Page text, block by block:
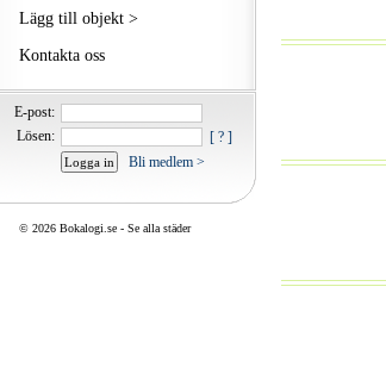
Lägg till objekt >
Kontakta oss
E-post:
Lösen:
[ ? ]
Bli medlem >
© 2026 Bokalogi.se - Se alla städer